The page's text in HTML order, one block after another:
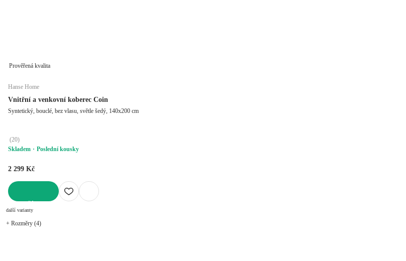
Prověřená kvalita
Hanse Home
Vnitřní a venkovní koberec Coin
Syntetický, bouclé, bez vlasu, světle šedý, 140x200 cm
(20)
Skladem
Poslední kousky
2 299 Kč
další varianty
+ Rozměry (4)